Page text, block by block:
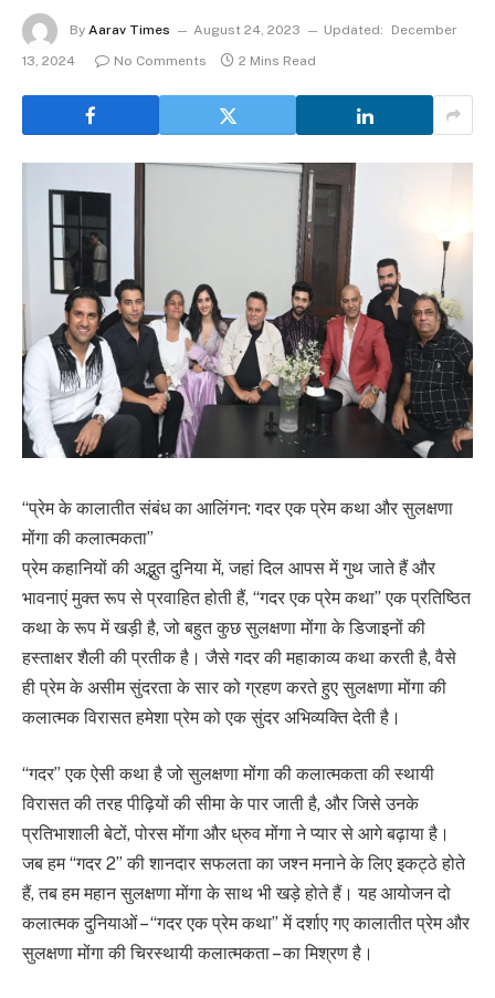
By Aarav Times August 24, 2023 Updated:
December
13, 2024
No Comments 2 Mins Read
“प्रेम के कालातीत संबंध का आलिंगन: गदर एक प्रेम कथा और सुलक्षणा
मोंगा की कलात्मकता”
प्रेम कहानियों की अद्भुत दुनिया में, जहां दिल आपस में गुथ जाते हैं और
भावनाएं मुक्त रूप से प्रवाहित होती हैं, “गदर एक प्रेम कथा” एक प्रतिष्ठित
कथा के रूप में खड़ी है, जो बहुत कुछ सुलक्षणा मोंगा के डिजाइनों की
हस्ताक्षर शैली की प्रतीक है। जैसे गदर की महाकाव्य कथा करती है, वैसे
ही प्रेम के असीम सुंदरता के सार को ग्रहण करते हुए सुलक्षणा मोंगा की
कलात्मक विरासत हमेशा प्रेम को एक सुंदर अभिव्यक्ति देती है।
“गदर” एक ऐसी कथा है जो सुलक्षणा मोंगा की कलात्मकता की स्थायी
विरासत की तरह पीढ़ियों की सीमा के पार जाती है, और जिसे उनके
प्रतिभाशाली बेटों, पोरस मोंगा और ध्रुव मोंगा ने प्यार से आगे बढ़ाया है।
जब हम “गदर 2” की शानदार सफलता का जश्न मनाने के लिए इकट्ठे होते
हैं, तब हम महान सुलक्षणा मोंगा के साथ भी खड़े होते हैं। यह आयोजन दो
कलात्मक दुनियाओं – “गदर एक प्रेम कथा” में दर्शाए गए कालातीत प्रेम और
सुलक्षणा मोंगा की चिरस्थायी कलात्मकता – का मिश्रण है।